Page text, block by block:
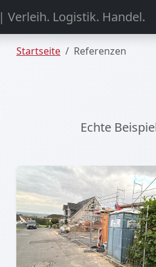
| Verleih. Logistik. Handel.
Startseite Referenzen
Echte